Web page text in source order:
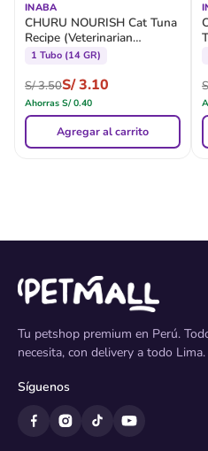
INABA
CHURU NOURISH Cat Tuna
Recipe (Veterinarian
Formula)
1 Tubo (14 GR)
S/3.50S/3.10
Ahorras S/0.40
Agregar al carrito
Tu petshop premium en Perú.
necesita, con delivery a todo Lima.
Síguenos